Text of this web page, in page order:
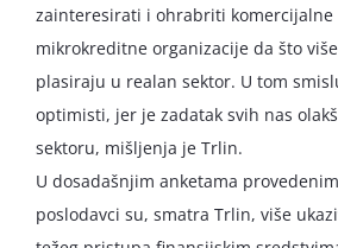
zainteresirati i ohrabriti komercijalne
mikrokreditne organizacije da što
plasiraju u realan sektor. U tom
optimisti, jer je zadatak svih nas
sektoru, mišljenja je Trlin.
U dosadašnjim anketama
poslodavci su, smatra Trlin, više